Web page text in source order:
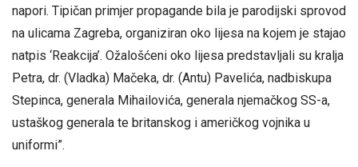
napori. Tipičan primjer propagande bila je parodijski sprovod
na ulicama Zagreba, organiziran oko lijesa na kojem je stajao
natpis ‘Reakcija’. Ožalošćeni oko lijesa predstavljali su kralja
Petra, dr. (Vladka) Mačeka, dr. (Antu) Pavelića, nadbiskupa
Stepinca, generala Mihailovića, generala njemačkog SS-a,
ustaškog generala te britanskog i američkog vojnika u
uniformi”.